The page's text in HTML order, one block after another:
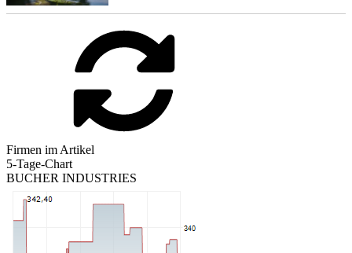
Firmen im Artikel
5-Tage-Chart
BUCHER INDUSTRIES